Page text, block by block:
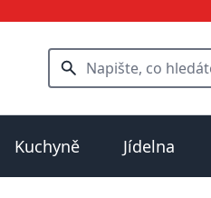
Kuchyně Jídelna